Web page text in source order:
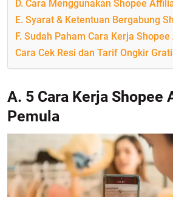
D. Cara Menggunakan Shopee
E. Syarat & Ketentuan Bergabung
F. Sudah Paham Cara Kerja
Cara Cek Resi dan Tarif Ongkir
A. 5 Cara Kerja Shopee
Pemula